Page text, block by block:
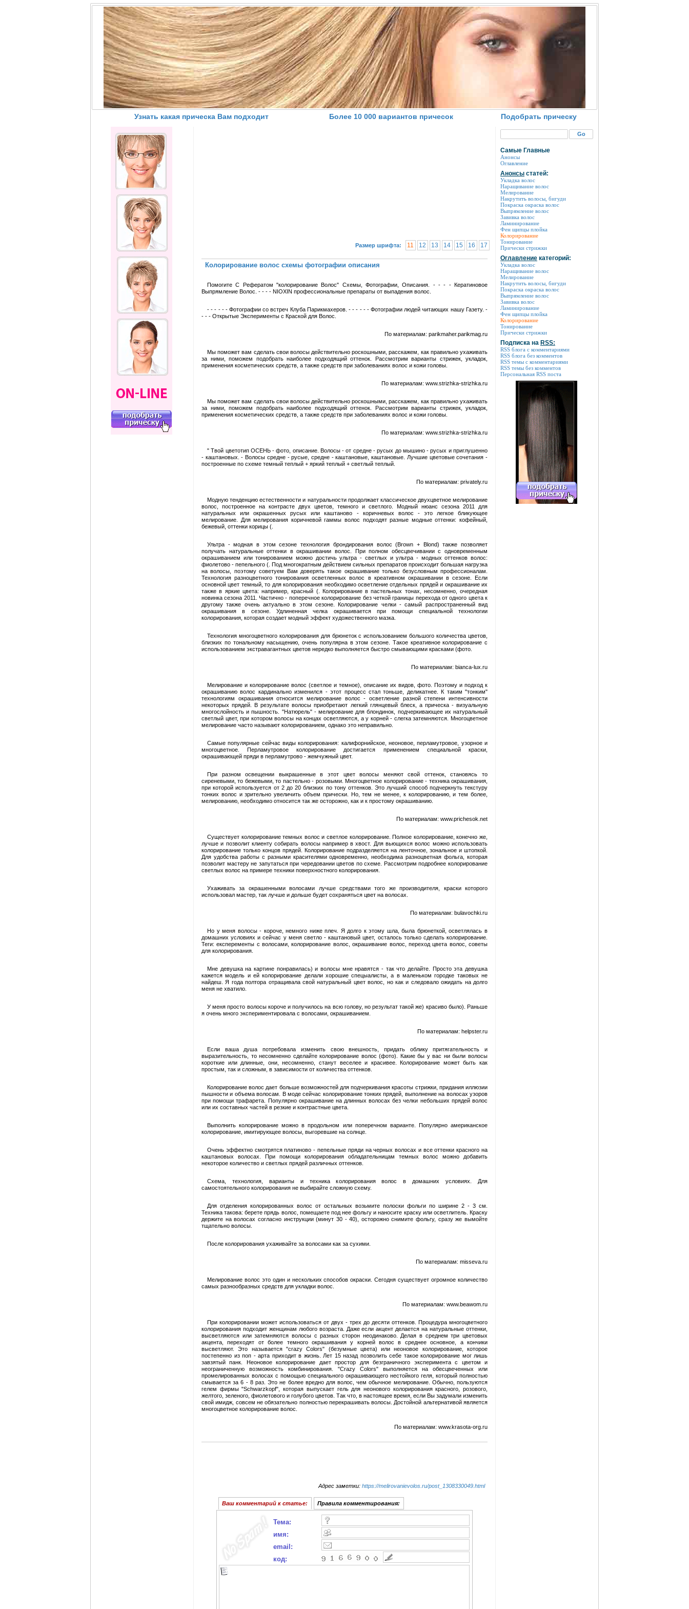
Узнать какая прическа Вам подходит Более 10 000 вариантов причесок Подобрать прическу
Размер шрифта: 11 12 13 14 15 16 17
Колорирование волос схемы фотографии описания
Помогите С Рефератом "колорирование Волос" Схемы, Фотографии, Описания. - - - - Кератиновое
Выпрямление Волос. - - - - NIOXIN профессиональные препараты от выпадения волос.
- - - - - - Фотографии со встреч Клуба Парикмахеров. - - - - - - Фотографии людей читающих нашу Газету. -
- - - Открытые Эксперименты с Краской для Волос.
По материалам: parikmaher.parikmag.ru
Мы поможет вам сделать свои волосы действительно роскошными, расскажем, как правильно ухаживать
за ними, поможем подобрать наиболее подходящий оттенок. Рассмотрим варианты стрижек, укладок,
применения косметических средств, а также средств при заболеваниях волос и кожи головы.
По материалам: www.strizhka-strizhka.ru
Мы поможет вам сделать свои волосы действительно роскошными, расскажем, как правильно ухаживать
за ними, поможем подобрать наиболее подходящий оттенок. Рассмотрим варианты стрижек, укладок,
применения косметических средств, а также средств при заболеваниях волос и кожи головы.
По материалам: www.strizhka-strizhka.ru
" Твой цветотип ОСЕНЬ - фото, описание. Волосы - от средне - русых до мышино - русых и приглушенно
- каштановых. - Волосы средне - русые, средне - каштановые, каштановые. Лучшие цветовые сочетания -
построенные по схеме темный теплый + яркий теплый + светлый теплый.
По материалам: privately.ru
Модную тенденцию естественности и натуральности продолжает классическое двухцветное мелирование
волос, построенное на контрасте двух цветов, темного и светлого. Модный нюанс сезона 2011 для
натуральных или окрашенных русых или каштаново - коричневых волос - это легкое бликующее
мелирование. Для мелирования коричневой гаммы волос подходят разные модные оттенки: кофейный,
бежевый, оттенки корицы (.
Ультра - модная в этом сезоне технология брондирования волос (Brown + Blond) также позволяет
получать натуральные оттенки в окрашивании волос. При полном обесцвечивании с одновременным
окрашиванием или тонированием можно достичь ультра - светлых и ультра - модных оттенков волос:
фиолетово - пепельного (. Под многократным действием сильных препаратов происходит большая нагрузка
на волосы, поэтому советуем Вам доверять такое окрашивание только безусловным профессионалам.
Технология разноцветного тонирования осветленных волос в креативном окрашивании в сезоне. Если
основной цвет темный, то для колорирования необходимо осветление отдельных прядей и окрашивание их
также в яркие цвета: например, красный (. Колорирование в пастельных тонах, несомненно, очередная
новинка сезона 2011. Частично - поперечное колорирование без четкой границы перехода от одного цвета к
другому также очень актуально в этом сезоне. Колорирование челки - самый распространенный вид
окрашивания в сезоне. Удлиненная челка окрашивается при помощи специальной технологии
колорирования, которая создает модный эффект художественного мазка.
Технология многоцветного колорирования для брюнеток с использованием большого количества цветов,
близких по тональному насыщению, очень популярна в этом сезоне. Такое креативное колорирование с
использованием экстравагантных цветов нередко выполняется быстро смывающими красками (фото.
По материалам: bianca-lux.ru
Мелирование и колорирование волос (светлое и темное), описание их видов, фото. Поэтому и подход к
окрашиванию волос кардинально изменился - этот процесс стал тоньше, деликатнее. К таким "тонким"
технологиям окрашивания относится мелирование волос - осветление разной степени интенсивности
некоторых прядей. В результате волосы приобретают легкий глянцевый блеск, а прическа - визуальную
многослойность и пышность. "Натюрель" - мелирование для блондинок, подчеркивающее их натуральный
светлый цвет, при котором волосы на концах осветляются, а у корней - слегка затемняются. Многоцветное
мелирование часто называют колорированием, однако это неправильно.
Самые популярные сейчас виды колорирования: калифорнийское, неоновое, перламутровое, узорное и
многоцветное. Перламутровое колорирование достигается применением специальной краски,
окрашивающей пряди в перламутрово - жемчужный цвет.
При разном освещении выкрашенные в этот цвет волосы меняют свой оттенок, становясь то
сиреневыми, то бежевыми, то пастельно - розовыми. Многоцветное колорирование - техника окрашивания,
при которой используется от 2 до 20 близких по тону оттенков. Это лучший способ подчеркнуть текстуру
тонких волос и зрительно увеличить объем прически. Но, тем не менее, к колорированию, и тем более,
мелированию, необходимо относится так же осторожно, как и к простому окрашиванию.
По материалам: www.prichesok.net
Существует колорирование темных волос и светлое колорирование. Полное колорирование, конечно же,
лучше и позволит клиенту собирать волосы например в хвост. Для вьющихся волос можно использовать
колорирование только концов прядей. Колорирование подразделяется на ленточное, зональное и штопкой.
Для удобства работы с разными красителями одновременно, необходима разноцветная фольга, которая
позволит мастеру не запутаться при чередовании цветов по схеме. Рассмотрим подробнее колорирование
светлых волос на примере техники поверхностного колорирования.
Ухаживать за окрашенными волосами лучше средствами того же производителя, краски которого
использовал мастер, так лучше и дольше будет сохраняться цвет на волосах.
По материалам: bulavochki.ru
Но у меня волосы - короче, немного ниже плеч. Я долго к этому шла, была брюнеткой, осветлялась в
домашних условиях и сейчас у меня светло - каштановый цвет, осталось только сделать колорирование.
Теги: експеременты с волосами, колорирование волос, окрашивание волос, переход цвета волос, советы
для колорирования.
Мне девушка на картине понравилась) и волосы мне нравятся - так что делайте. Просто эта девушка
кажется модель и ей колорирование делали хорошие спецыалисты, а в маленьком городке таковых не
найдеш. Я года полтора отращивала свой натуральный цвет волос, но как и следовало ожидать на долго
меня не хватило.
У меня просто волосы короче и получилось на всю голову, но результат такой же) красиво было). Раньше
я очень много экспериментировала с волосами, окрашиванием.
По материалам: helpster.ru
Если ваша душа потребовала изменить свою внешность, придать облику притягательность и
выразительность, то несомненно сделайте колорирование волос (фото). Какие бы у вас ни были волосы
короткие или длинные, они, несомненно, станут веселее и красивее. Колорирование может быть как
простым, так и сложным, в зависимости от количества оттенков.
Колорирование волос дает больше возможностей для подчеркивания красоты стрижки, придания иллюзии
пышности и объема волосам. В моде сейчас колорирование тонких прядей, выполнение на волосах узоров
при помощи трафарета. Популярно окрашивание на длинных волосах без челки небольших прядей волос
или их составных частей в резкие и контрастные цвета.
Выполнить колорирование можно в продольном или поперечном варианте. Популярно американское
колорирование, имитирующее волосы, выгоревшие на солнце.
Очень эффектно смотрятся платиново - пепельные пряди на черных волосах и все оттенки красного на
каштановых волосах. При помощи колорирования обладательницам темных волос можно добавить
некоторое количество и светлых прядей различных оттенков.
Схема, технология, варианты и техника колорирования волос в домашних условиях. Для
самостоятельного колорирования не выбирайте сложную схему.
Для отделения колорированных волос от остальных возьмите полоски фольги по ширине 2 - 3 см.
Техника такова: берете прядь волос, помещаете под нее фольгу и наносите краску или осветлитель. Краску
держите на волосах согласно инструкции (минут 30 - 40), осторожно снимите фольгу, сразу же вымойте
тщательно волосы.
После колорирования ухаживайте за волосами как за сухими.
По материалам: misseva.ru
Мелирование волос это один и нескольких способов окраски. Сегодня существует огромное количество
самых разнообразных средств для укладки волос.
По материалам: www.beawom.ru
При колорировании может использоваться от двух - трех до десяти оттенков. Процедура многоцветного
колорирования подходит женщинам любого возраста. Даже если акцент делается на натуральные оттенки,
высветляются или затемняются волосы с разных сторон неодинаково. Делая в среднем три цветовых
акцента, переходят от более темного окрашивания у корней волос в среднее основное, а кончики
высветляют. Это называется "crazy Colors" (безумные цвета) или неоновое колорирование, которое
постепенно из поп - арта приходит в жизнь. Лет 15 назад позволить себе такое колорирование мог лишь
завзятый панк. Неоновое колорирование дает простор для безграничного эксперимента с цветом и
неограниченную возможность комбинирования. "Сrazy Colors" выполняется на обесцвеченных или
промелированных волосах с помощью специального окрашивающего нестойкого геля, который полностью
смывается за 6 - 8 раз. Это не более вредно для волос, чем обычное мелирование. Обычно, пользуются
гелем фирмы "Schwarzkopf", которая выпускает гель для неонового колорирования красного, розового,
желтого, зеленого, фиолетового и голубого цветов. Так что, в настоящее время, если Вы задумали изменить
свой имидж, совсем не обязательно полностью перекрашивать волосы. Достойной альтернативой является
многоцветное колорирование волос.
По материалам: www.krasota-org.ru
Адрес заметки: https://melirovanievolos.ru/post_1308330049.html
Ваш комментарий к статье: Правила комментирования:
Тема:
имя:
email:
код:
Самые Главные
Анонсы
Оглавление
Анонсы статей:
Укладка волос
Наращивание волос
Мелирование
Накрутить волосы, бигуди
Покраска окраска волос
Выпрямление волос
Завивка волос
Ламинирование
Фен щипцы плойка
Колорирование
Тонирование
Прически стрижки
Оглавление категорий:
Укладка волос
Наращивание волос
Мелирование
Накрутить волосы, бигуди
Покраска окраска волос
Выпрямление волос
Завивка волос
Ламинирование
Фен щипцы плойка
Колорирование
Тонирование
Прически стрижки
Подписка на RSS:
RSS блога с комментариями
RSS блога без комментов
RSS темы с комментариями
RSS темы без комментов
Персональная RSS поста